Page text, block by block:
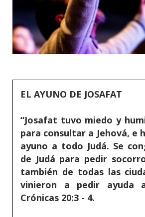
EL AYUNO DE JOSAFAT
“Josafat tuvo miedo y
para consultar a Jehová, e
ayuno a todo Judá. Se
de Judá para pedir
también de todas las
vinieron a pedir ayuda
Crónicas 20:3 - 4.